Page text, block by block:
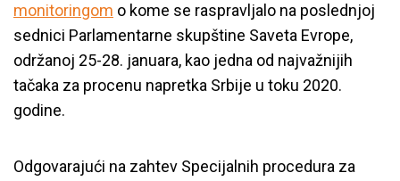
monitoringom o kome se raspravljalo na poslednjoj
sednici Parlamentarne skupštine Saveta Evrope,
održanoj 25-28. januara, kao jedna od najvažnijih
tačaka za procenu napretka Srbije u toku 2020.
godine.
Odgovarajući na zahtev Specijalnih procedura za